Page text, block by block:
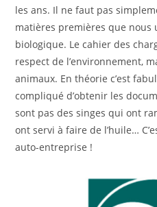
les ans. Il ne faut pas
matières premières que nous
biologique. Le cahier des
respect de l’environnement,
animaux. En théorie c’est
compliqué d’obtenir les
sont pas des singes qui ont
ont servi à faire de l’huile…
auto-entreprise !